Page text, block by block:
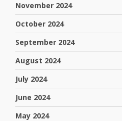
November 2024
October 2024
September 2024
August 2024
July 2024
June 2024
May 2024